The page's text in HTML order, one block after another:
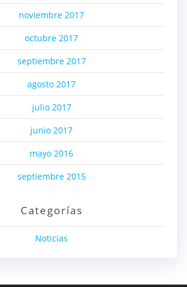
noviembre 2017
octubre 2017
septiembre 2017
agosto 2017
julio 2017
junio 2017
mayo 2016
septiembre 2015
Categorías
Noticias